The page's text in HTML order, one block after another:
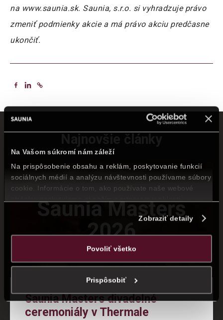
Na Vašom súkromí nám záleží
Na prispôsobenie obsahu a reklám, poskytovanie funkcií
sociálnych médií a analýzu návštevnosti používame súbory
cookie. Informácie o tom, ako používate naše webové
sociálnych médií, inzercie a analýzy. Títo partneri môžu
príslušné informácie skombinovať s ďalšími údajmi, ktoré
ste im poskytli alebo ktoré od vás získali, keď ste používali
Zobraziť detaily
Povoliť všetko
Prispôsobiť
na www.saunia.sk. Saunia, s.r.o. si vyhradzuje právo
zmeniť podmienky akcie a má právo akciu predčasne
ukončiť.
Saunia Masters divadelné
ceremoniály v Thermale